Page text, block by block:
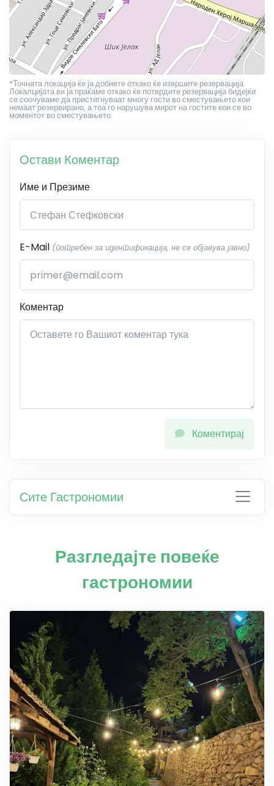
*Точната локација ќе ја добиете откако ќе извршите резервација.
Локалцијата ви ја праќаме откако ќе потврдите резервација бидејќи
се соочуваме да пристигнуваат многу гости во сместувањето кои
немаат резервирано, а тоа го нарушува мирот на гостите кои се во
моментот во сместувањето.
Остави Коментар
Име и Презиме
E-Mail (потребен за идентификација, не се објавува јавно)
Коментар
Коментирај
Сите Гастрономии
Разгледајте повеќе
гастрономии